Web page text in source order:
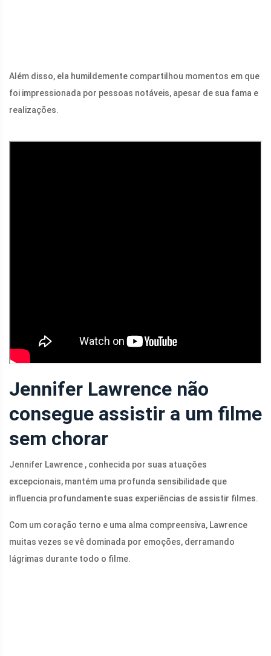
Além disso, ela humildemente compartilhou momentos em que
foi impressionada por pessoas notáveis, apesar de sua fama e
realizações.
Jennifer Lawrence não
consegue assistir a um filme
sem chorar
Jennifer Lawrence , conhecida por suas atuações
excepcionais, mantém uma profunda sensibilidade que
influencia profundamente suas experiências de assistir filmes.
Com um coração terno e uma alma compreensiva, Lawrence
muitas vezes se vê dominada por emoções, derramando
lágrimas durante todo o filme.